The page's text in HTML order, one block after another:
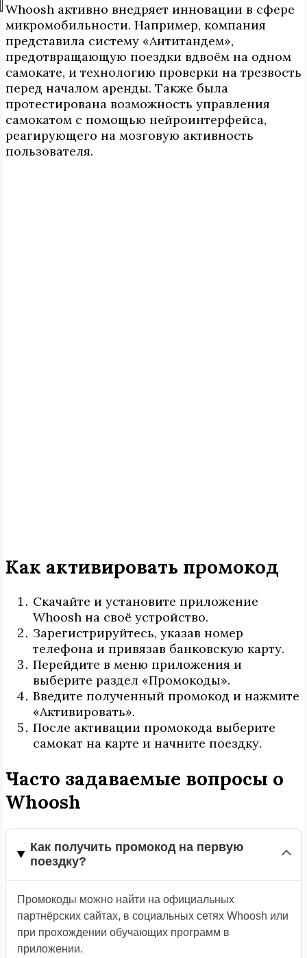
Whoosh активно внедряет инновации в сфере
микромобильности. Например, компания
представила систему «Антитандем»,
предотвращающую поездки вдвоём на одном
самокате, и технологию проверки на трезвость
перед началом аренды. Также была
протестирована возможность управления
самокатом с помощью нейроинтерфейса,
реагирующего на мозговую активность
пользователя.
Как активировать промокод
Скачайте и установите приложение
Whoosh на своё устройство.
Зарегистрируйтесь, указав номер
телефона и привязав банковскую карту.
Перейдите в меню приложения и
выберите раздел «Промокоды».
Введите полученный промокод и нажмите
«Активировать».
После активации промокода выберите
самокат на карте и начните поездку.
Часто задаваемые вопросы о
Whoosh
Как получить промокод на первую
поездку?
Промокоды можно найти на официальных
партнёрских сайтах, в социальных сетях Whoosh или
при прохождении обучающих программ в
приложении.